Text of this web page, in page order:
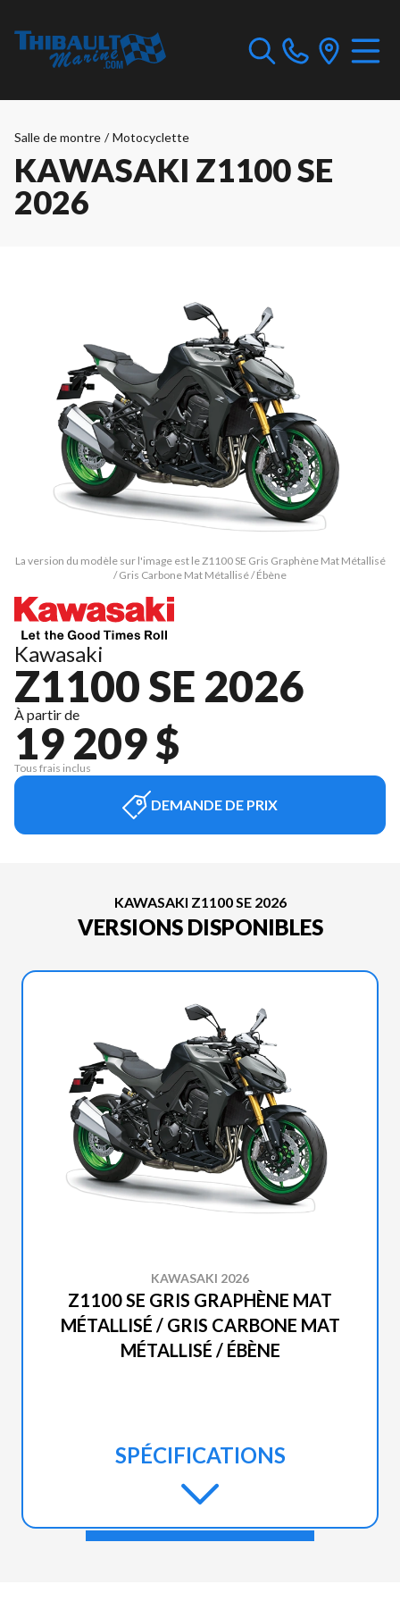
Salle de montre / Motocyclette
KAWASAKI Z1100 SE
2026
La version du modèle sur l'image est le Z1100 SE Gris Graphène Mat Métallisé
/ Gris Carbone Mat Métallisé / Ébène
Kawasaki
Z1100 SE 2026
À partir de
19 209 $
Tous frais inclus
DEMANDE DE PRIX
KAWASAKI Z1100 SE 2026
VERSIONS DISPONIBLES
KAWASAKI 2026
Z1100 SE GRIS GRAPHÈNE MAT
MÉTALLISÉ / GRIS CARBONE MAT
MÉTALLISÉ / ÉBÈNE
SPÉCIFICATIONS